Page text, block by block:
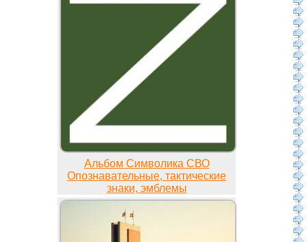
Альбом Символика СВО
Опознавательные, тактические
знаки, эмблемы